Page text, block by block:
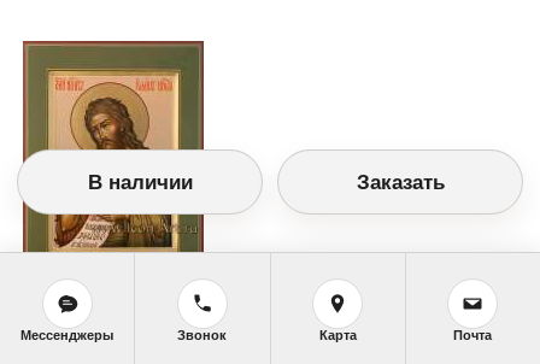
Православный календарь
<<Вторник, 9 Марта (25 Февраля по старому
В наличии Заказать
Мессенджеры Звонок Карта Почта